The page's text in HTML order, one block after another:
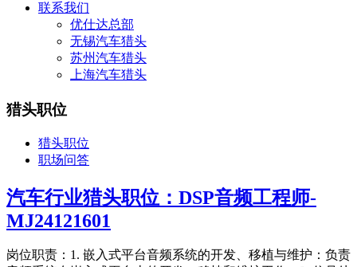
联系我们
优仕达总部
无锡汽车猎头
苏州汽车猎头
上海汽车猎头
猎头职位
猎头职位
职场问答
汽车行业猎头职位：DSP音频工程师-
MJ24121601
岗位职责：1. ‌嵌入式平台音频系统的开发、移植与维护‌：负责